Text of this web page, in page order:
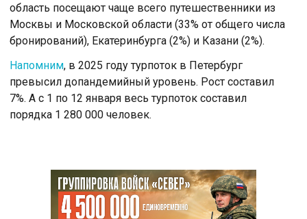
область посещают чаще всего путешественники из
Москвы и Московской области (33% от общего числа
бронирований), Екатеринбурга (2%) и Казани (2%).
Напомним, в 2025 году турпоток в Петербург
превысил допандемийный уровень. Рост составил
7%. А с 1 по 12 января весь турпоток составил
порядка 1 280 000 человек.